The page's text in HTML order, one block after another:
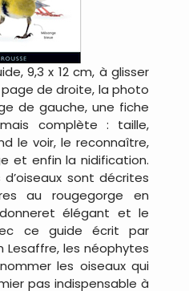
9,3 x 12 cm, à glisser
de droite, la photo
de gauche, une fiche
complète : taille,
le voir, le reconnaître,
et enfin la nidification.
sont décrites
au rougegorge en
élégant et le
ce guide écrit par
Lesaffre, les néophytes
les oiseaux qui
pas indispensable à